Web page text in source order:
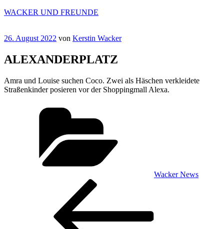
Zum
WACKER UND FREUNDE
Veröffentlicht
26. August 2022 von Kerstin Wacker
ALEXANDERPLATZ
Amra und Louise suchen Coco. Zwei als Häschen verkleidete
Straßenkinder posieren vor der Shoppingmall Alexa.
Wacker News
Beitragsnavigation